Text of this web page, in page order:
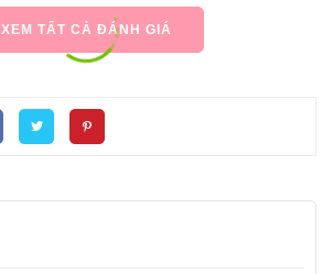
XEM TẤT CẢ ĐÁNH GIÁ